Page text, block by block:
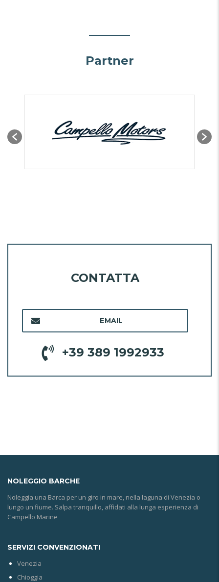
Partner
CONTATTA
EMAIL
+39 389 1992933
NOLEGGIO BARCHE
Noleggia una Barca per un giro in mare, nella laguna di Venezia o
lungo un fiume. Salpa tranquillo, affidati alla lunga esperienza di
Campello Marine
SERVIZI CONVENZIONATI
Venezia
Chioggia